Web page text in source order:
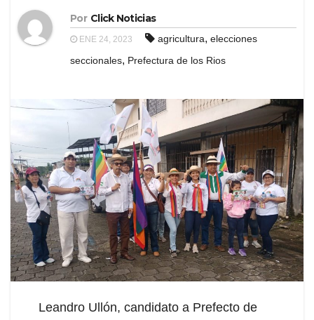
Por Click Noticias
ENE 24, 2023 agricultura, elecciones
seccionales, Prefectura de los Rios
Leandro Ullón, candidato a Prefecto de